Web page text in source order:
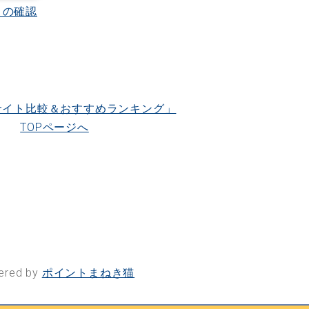
確認
ト比較＆おすすめランキング」
TOPページへ
by ポイントまねき猫